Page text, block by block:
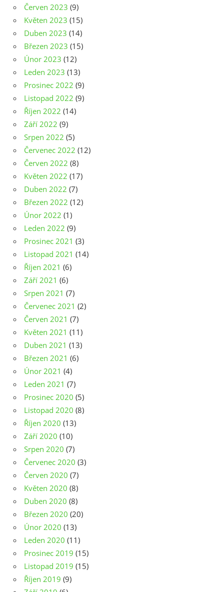
Červen 2023 (9)
Květen 2023 (15)
Duben 2023 (14)
Březen 2023 (15)
Únor 2023 (12)
Leden 2023 (13)
Prosinec 2022 (9)
Listopad 2022 (9)
Říjen 2022 (14)
Září 2022 (9)
Srpen 2022 (5)
Červenec 2022 (12)
Červen 2022 (8)
Květen 2022 (17)
Duben 2022 (7)
Březen 2022 (12)
Únor 2022 (1)
Leden 2022 (9)
Prosinec 2021 (3)
Listopad 2021 (14)
Říjen 2021 (6)
Září 2021 (6)
Srpen 2021 (7)
Červenec 2021 (2)
Červen 2021 (7)
Květen 2021 (11)
Duben 2021 (13)
Březen 2021 (6)
Únor 2021 (4)
Leden 2021 (7)
Prosinec 2020 (5)
Listopad 2020 (8)
Říjen 2020 (13)
Září 2020 (10)
Srpen 2020 (7)
Červenec 2020 (3)
Červen 2020 (7)
Květen 2020 (8)
Duben 2020 (8)
Březen 2020 (20)
Únor 2020 (13)
Leden 2020 (11)
Prosinec 2019 (15)
Listopad 2019 (15)
Říjen 2019 (9)